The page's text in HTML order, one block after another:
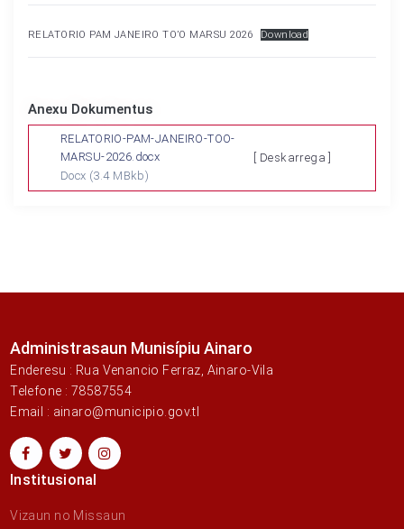
RELATORIO PAM JANEIRO TO’O MARSU 2026 Download
Anexu Dokumentus
RELATORIO-PAM-JANEIRO-TOO-
MARSU-2026.docx
Docx (3.4 MBkb)
[ Deskarrega ]
Administrasaun Munisípiu Ainaro
Enderesu : Rua Venancio Ferraz, Ainaro-Vila
Telefone : 78587554
Email : ainaro@municipio.gov.tl
Institusional
Vizaun no Missaun